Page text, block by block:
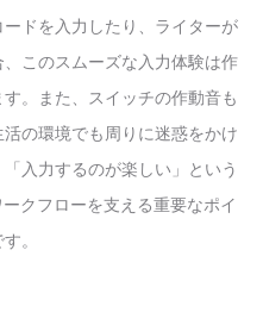
ドを入力したり、ライターが
このスムーズな入力体験は作
。また、スイッチの作動音も
の環境でも周りに迷惑をかけ
入力するのが楽しい」という
クフローを支える重要なポイ
。